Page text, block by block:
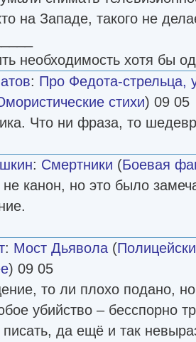
на Западе, такого не
необходимость хотя бы
: Про Федота-стрельца,
стихи) 09 05
Что ни фраза, то
: Смертники (Боевая
канон, но это было
: Мост Дьявола (
) 09 05
то ли плохо подано,
убийство – бесспорно
да ещё и так